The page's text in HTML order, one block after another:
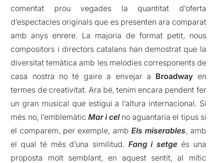
comentat prou vegades la quantitat d’oferta
d’espectacles originals que es presenten ara comparat
amb anys enrere. La majoria de format petit, nous
compositors i directors catalans han demostrat que la
diversitat temàtica amb les melodies corresponents de
casa nostra no té gaire a envejar a Broadway en
termes de creativitat. Ara bé, tenim encara pendent fer
un gran musical que estigui a l’altura internacional. Si
més no, l’emblemàtic Mar i cel no aguantaria el tipus si
el comparem, per exemple, amb Els miserables, amb
el qual té més d’una similitud. Fang i setge és una
proposta molt semblant, en aquest sentit, al mític